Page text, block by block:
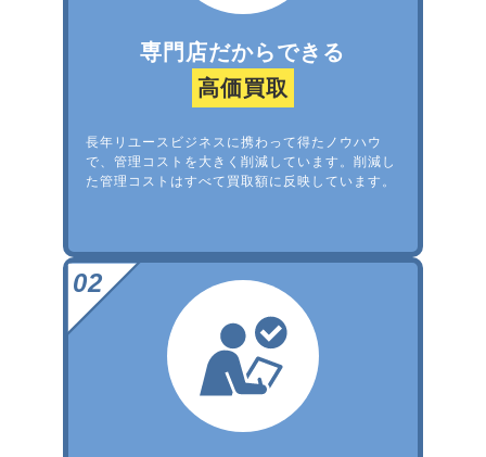
専門店だからできる
高価買取
長年リユースビジネスに携わって得たノウハウ
で、管理コストを大きく削減しています。削減し
た管理コストはすべて買取額に反映しています。